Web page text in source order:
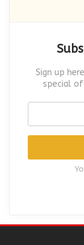
Sign up
special